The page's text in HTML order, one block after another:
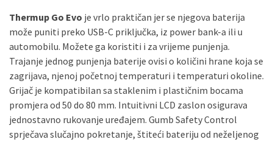
Thermup Go Evo je vrlo praktičan jer se njegova baterija
može puniti preko USB-C priključka, iz power bank-a ili u
automobilu. Možete ga koristiti i za vrijeme punjenja.
Trajanje jednog punjenja baterije ovisi o količini hrane koja se
zagrijava, njenoj početnoj temperaturi i temperaturi okoline.
Grijač je kompatibilan sa staklenim i plastičnim bocama
promjera od 50 do 80 mm. Intuitivni LCD zaslon osigurava
jednostavno rukovanje uređajem. Gumb Safety Control
sprječava slučajno pokretanje, štiteći bateriju od neželjenog